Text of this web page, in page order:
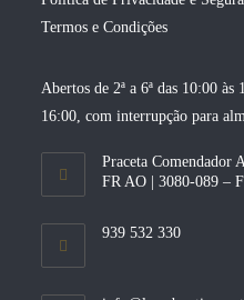
Termos e Condições
Abertos de 2ª a 6ª das 10:00 às
16:00, com interrupção para
Praceta Comendador
FR AO | 3080-089 –
939 532 330